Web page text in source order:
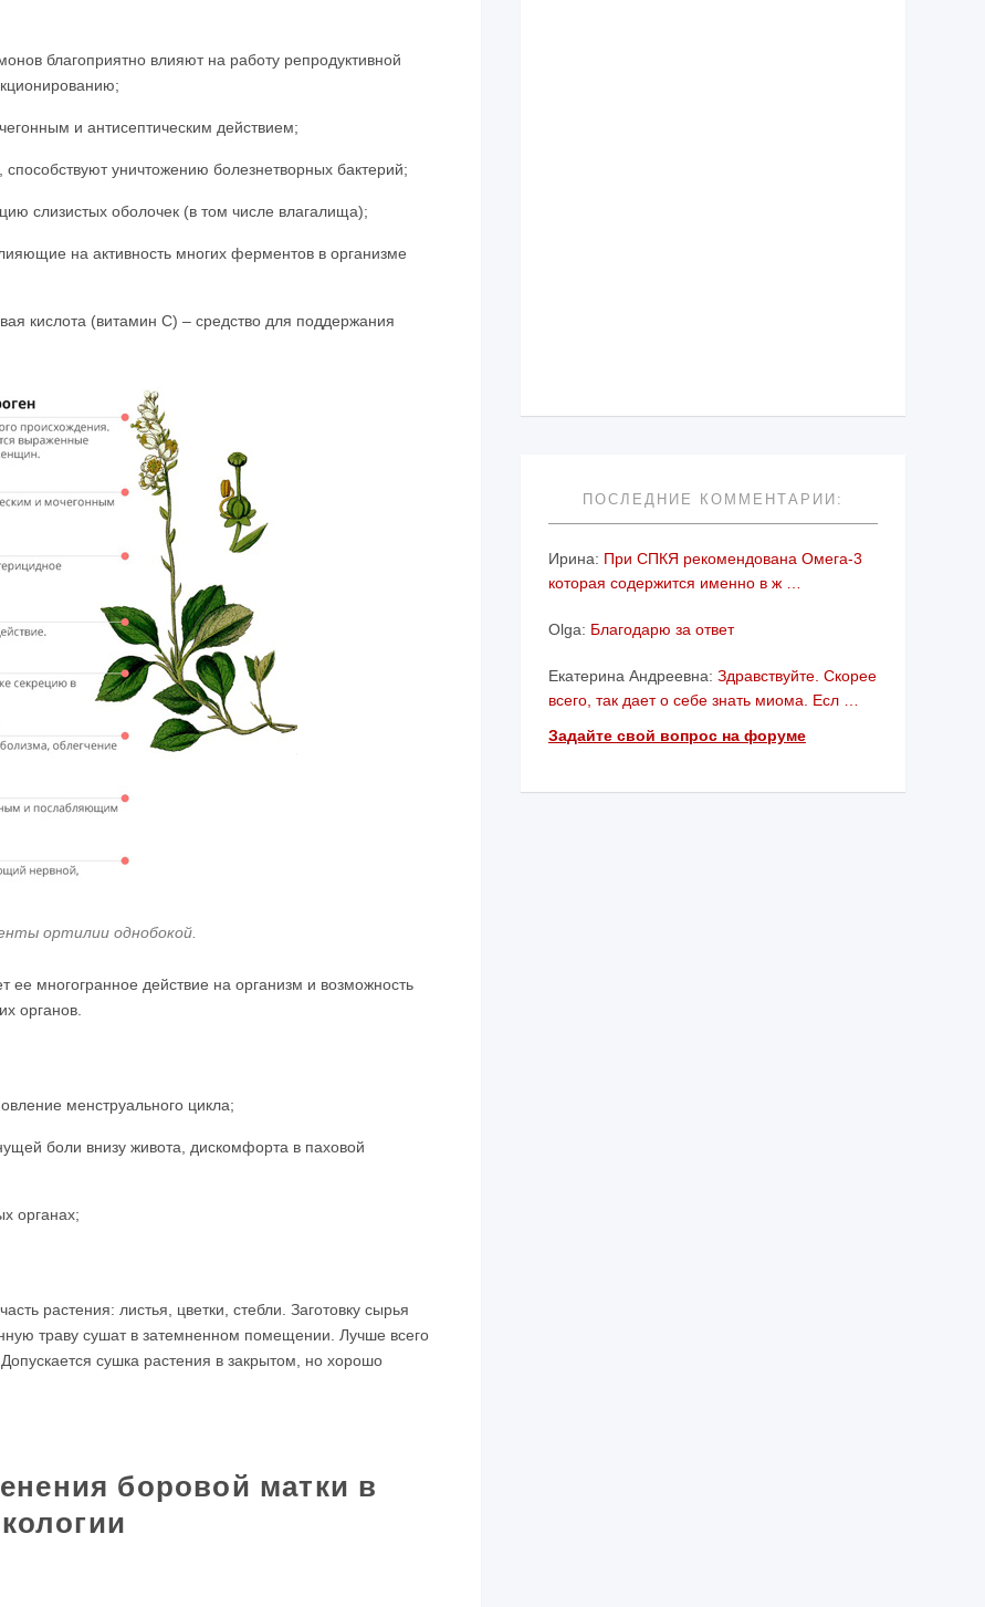
благоприятно влияют на работу репродуктивной
и антисептическим действием;
уничтожению болезнетворных бактерий;
слизистых оболочек (в том числе влагалища);
на активность многих ферментов в организме
кислота (витамин C) – средство для поддержания
ортилии однобокой.
многогранное действие на организм и возможность
органов.
менструального цикла;
боли внизу живота, дискомфорта в паховой
органах;
растения: листья, цветки, стебли. Заготовку сырья
траву сушат в затемненном помещении. Лучше всего
сушка растения в закрытом, но хорошо
боровой матки в
ПОСЛЕДНИЕ КОММЕНТАРИИ:
Ирина: При СПКЯ рекомендована Омега-3
которая содержится именно в ж …
Olga: Благодарю за ответ
Екатерина Андреевна: Здравствуйте. Скорее
всего, так дает о себе знать миома. Есл …
Задайте свой вопрос на форуме